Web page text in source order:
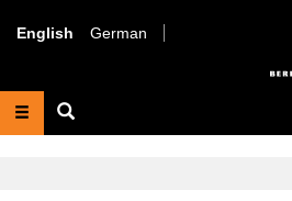
Suche
English German